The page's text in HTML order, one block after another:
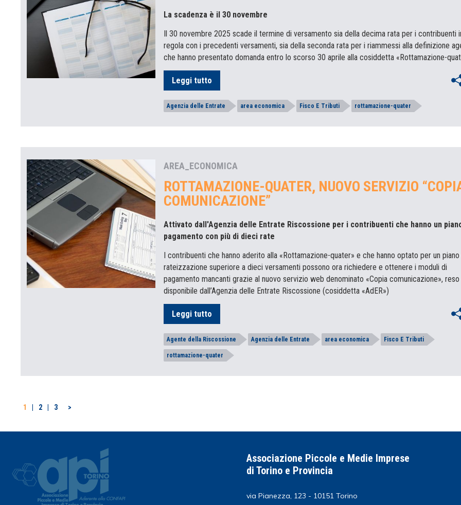
La scadenza è il 30 novembre
Il 30 novembre 2025 scade il termine di versamento sia della decima rata per i contribuenti
regola con i precedenti versamenti, sia della seconda rata per i riammessi alla definizione
che hanno presentato domanda entro lo scorso 30 aprile alla cosiddetta «Rottamazione-
Leggi tutto
Agenzia delle Entrate area economica Fisco E Tributi rottamazione-quater
AREA_ECONOMICA
ROTTAMAZIONE-QUATER, NUOVO SERVIZIO
COMUNICAZIONE”
Attivato dall'Agenzia delle Entrate Riscossione per i contribuenti che hanno un
pagamento con più di dieci rate
I contribuenti che hanno aderito alla «Rottamazione-quater» e che hanno optato per un piano
rateizzazione superiore a dieci versamenti possono ora richiedere e ottenere i moduli di
pagamento mancanti grazie al nuovo servizio web denominato «Copia comunicazione», reso
disponibile dall’Agenzia delle Entrate Riscossione (cosiddetta «AdER»)
Leggi tutto
Agente della Riscossione Agenzia delle Entrate area economica Fisco E Tributi
rottamazione-quater
PAGINAZIONE
1 2 3 >
Associazione Piccole e Medie Imprese
di Torino e Provincia
via Pianezza, 123 - 10151 Torino